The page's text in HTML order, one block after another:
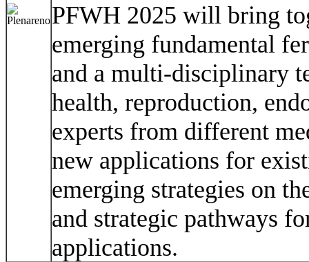
PFWH 2025 will bring
emerging fundamental
and a multi-disciplinary
health, reproduction,
experts from different
new applications for
emerging strategies on
and strategic pathways
applications.